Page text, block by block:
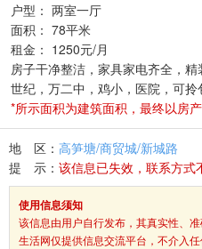
户型： 两室一厅
面积： 78平米
租金： 1250元/月
房子干净整洁，家具家电齐全，
世纪，万二中，鸡小，医院，可拎
*所示面积为建筑面积，最终以房
地 区： 高笋塘/商贸城/新城路
提 示： 该信息已失效，联系方式
使用信息须知
该信息由用户自行发布，其真实性、
生活网仅提供信息交流平台，不介入